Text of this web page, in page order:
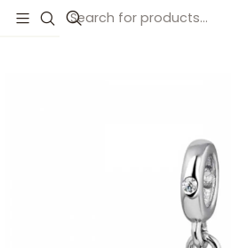
Inicio Catálogo Abalorio disco